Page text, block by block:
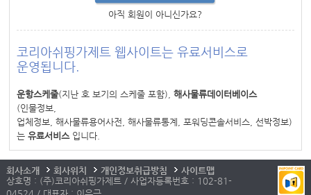
아직 회원이 아니신가요?
코리아쉬핑가제트 웹사이트는 유료서비스로
운영됩니다.
운항스케줄(지난 호 보기의 스케줄 포함),해사물류데이터베이스
(인물정보,
업체정보, 해사물류용어사전, 해사물류통계, 포워딩콘솔서비스, 선박정보)
는유료서비스입니다.
회사소개 회사위치 개인정보취급방침
사이트맵
상호명 : (주)코리아쉬핑가제트 / 사업자등록번호 : 102-81-